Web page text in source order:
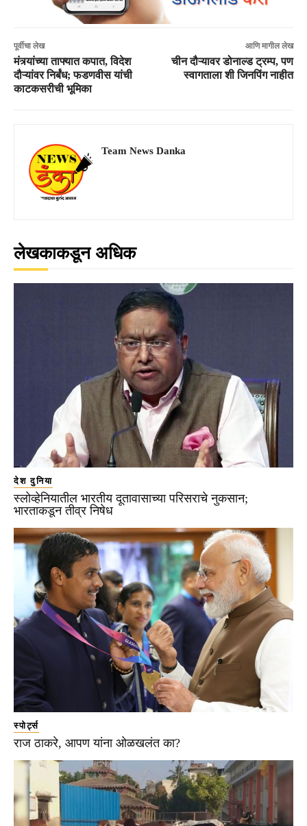
पूर्वीचा लेख
मंत्र्यांच्या ताफ्यात कपात, विदेश
दौऱ्यांवर निर्बंध; फडणवीस यांची
काटकसरीची भूमिका
आणि मागील लेख
चीन दौऱ्यावर डोनाल्ड ट्रम्प, पण
स्वागताला शी जिनपिंग नाहीत
Team News Danka
लेखकाकडून अधिक
देश दुनिया
स्लोव्हेनियातील भारतीय दूतावासाच्या परिसराचे नुकसान;
भारताकडून तीव्र निषेध
स्पोर्ट्स
राज ठाकरे, आपण यांना ओळखलंत का?